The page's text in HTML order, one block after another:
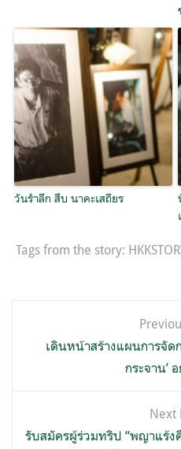
วันรำลึก สืบ นาคะเสถียร
Tags from the story:
เรื่องเดินหน้าสร้างแผนการจัด
กระจาน’
Next
รับสมัครผู้ร่วมทริป “พญาแร้